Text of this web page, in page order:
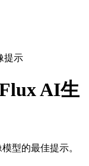
提示
AI生
型的最佳提示。